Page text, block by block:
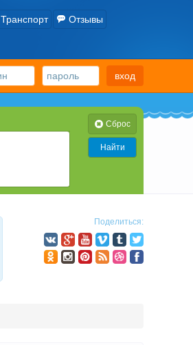
Транспорт Отзывы
вход
Cброс
Найти
Поделиться: